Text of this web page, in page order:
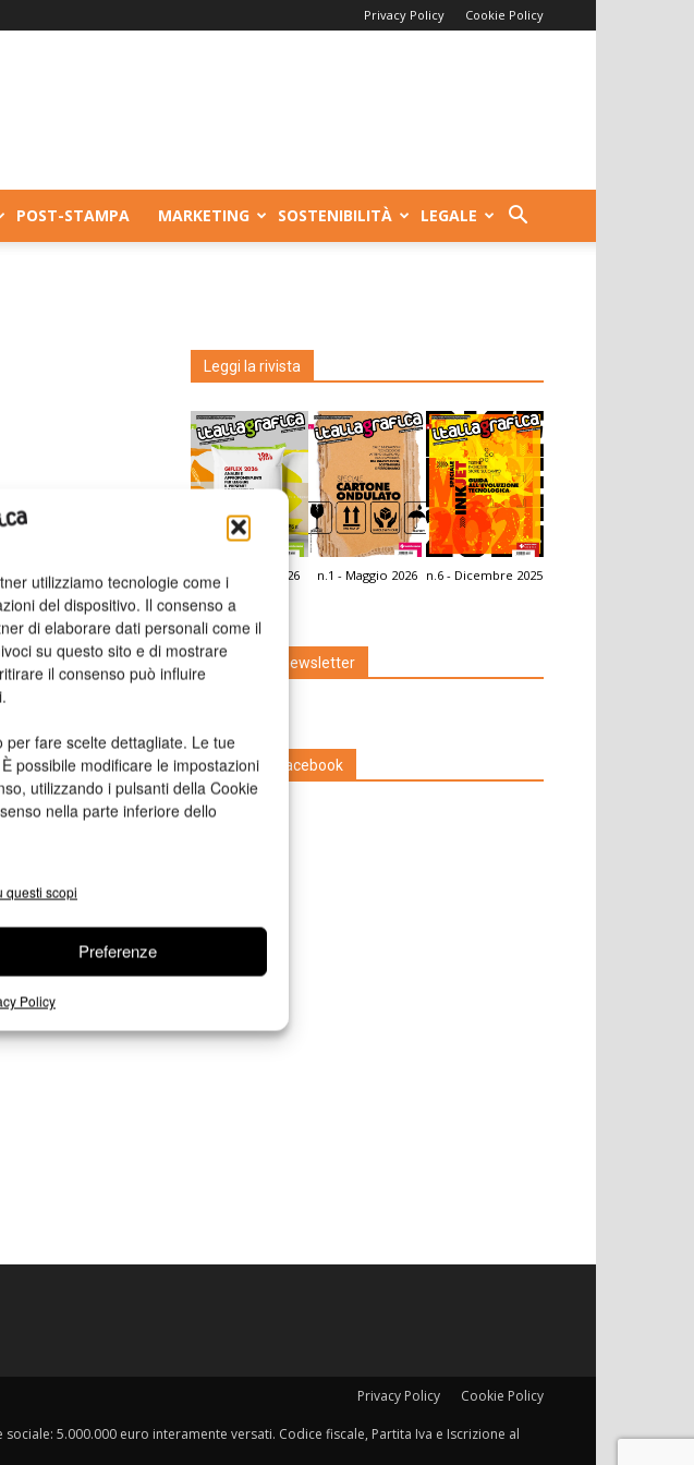
utilizziamo tecnologie come i
del dispositivo. Il consenso a
di elaborare dati personali come il
su questo sito e di mostrare
il consenso può influire
fare scelte dettagliate. Le tue
possibile modificare le impostazioni
utilizzando i pulsanti della Cookie
nella parte inferiore dello
questi scopi
Preferenze
Policy
Privacy Policy Cookie Policy
POST-STAMPA MARKETING SOSTENIBILITÀ LEGALE
Leggi la rivista
n.2 - Giugno 2026 n.1 - Maggio 2026 n.6 - Dicembre 2025
Edicola Web
Iscriviti alla newsletter
Seguici su Facebook
Privacy Policy Cookie Policy
5.000.000 euro interamente versati. Codice fiscale, Partita Iva e Iscrizione al